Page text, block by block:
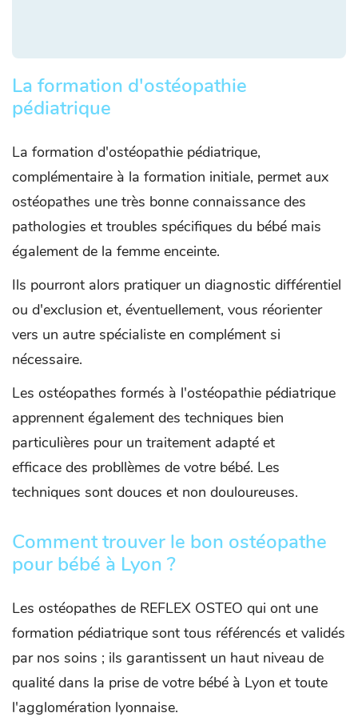
La formation d'ostéopathie
pédiatrique
La formation d'ostéopathie pédiatrique,
complémentaire à la formation initiale, permet aux
ostéopathes une très bonne connaissance des
pathologies et troubles spécifiques du bébé mais
également de la femme enceinte.
Ils pourront alors pratiquer un diagnostic différentiel
ou d'exclusion et, éventuellement, vous réorienter
vers un autre spécialiste en complément si
nécessaire.
Les ostéopathes formés à l'ostéopathie pédiatrique
apprennent également des techniques bien
particulières pour un traitement adapté et
efficace des probllèmes de votre bébé. Les
techniques sont douces et non douloureuses.
Comment trouver le bon ostéopathe
pour bébé à Lyon ?
Les ostéopathes de REFLEX OSTEO qui ont une
formation pédiatrique sont tous référencés et validés
par nos soins ; ils garantissent un haut niveau de
qualité dans la prise de votre bébé à Lyon et toute
l'agglomération lyonnaise.